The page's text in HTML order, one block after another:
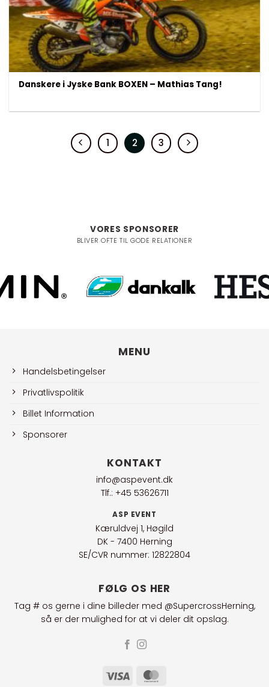
Danskere i Jyske Bank BOXEN – Mathias Tang!
1 2 3
VORES SPONSORER
BLIVER OFTE TIL GODE RELATIONER
MENU
Handelsbetingelser
Privatlivspolitik
Billet Information
Sponsorer
KONTAKT
info@aspevent.dk
Tlf.: +45 53626711
ASP EVENT
Kæruldvej 1, Høgild
DK - 7400 Herning
SE/CVR nummer: 12822804
FØLG OS HER
Tag # os gerne i dine billeder med @SupercrossHerning,
så er der mulighed for at vi deler dit opslag.
Visa